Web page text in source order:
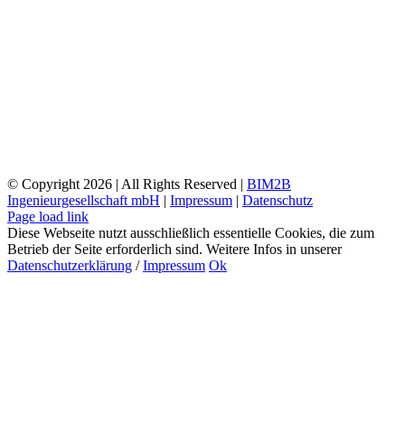
© Copyright 2026 | All Rights Reserved | BIM2B
Ingenieurgesellschaft mbH | Impressum | Datenschutz
Page load link
Diese Webseite nutzt ausschließlich essentielle Cookies, die zum
Betrieb der Seite erforderlich sind. Weitere Infos in unserer
Datenschutzerklärung /Impressum Ok